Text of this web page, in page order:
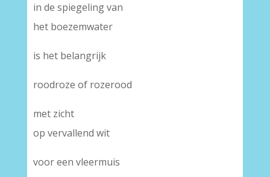
in de spiegeling van
het boezemwater
is het belangrijk
roodroze of rozerood
met zicht
op vervallend wit
voor een vleermuis